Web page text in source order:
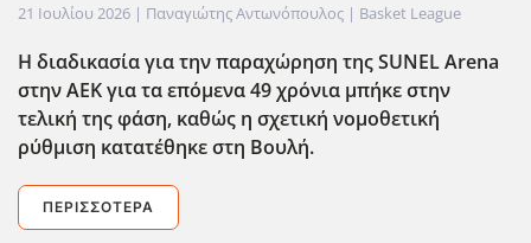
21 Ιουλίου 2026 | Παναγιώτης Αντωνόπουλος | Basket League
Η διαδικασία για την παραχώρηση της SUNEL Arena
στην ΑΕΚ για τα επόμενα 49 χρόνια μπήκε στην
τελική της φάση, καθώς η σχετική νομοθετική
ρύθμιση κατατέθηκε στη Βουλή.
ΠΕΡΙΣΣΌΤΕΡΑ